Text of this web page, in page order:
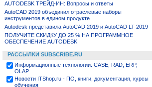
AUTODESK ТРЕЙД-ИН: Вопросы и ответы
AutoCAD 2019 объединил отраслевые наборы
инструментов в едином продукте
Autodesk представила AutoCAD 2019 и AutoCAD LT 2019
ПОЛУЧИТЕ СКИДКУ ДО 25 % НА ПРОГРАММНОЕ
ОБЕСПЕЧЕНИЕ AUTODESK
РАССЫЛКИ SUBSCRIBE.RU
Информационные технологии: CASE, RAD, ERP,
OLAP
Новости ITShop.ru - ПО, книги, документация, курсы
обучения